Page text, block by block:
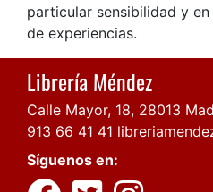
particular sensibilidad y
de experiencias.
Librería Méndez
Calle Mayor, 18, 28013
913 66 41 41
Síguenos en: